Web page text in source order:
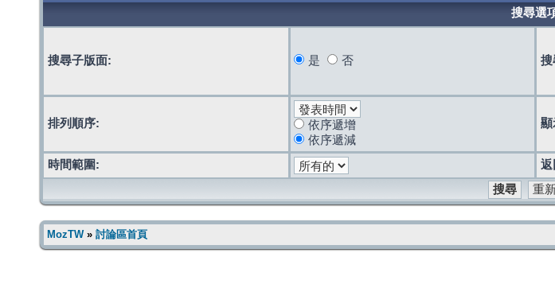
搜尋選
搜尋子版面: 是 否 搜
排列順序:
依序遞增
依序遞減
顯
時間範圍: 返
MozTW» 討論區首頁